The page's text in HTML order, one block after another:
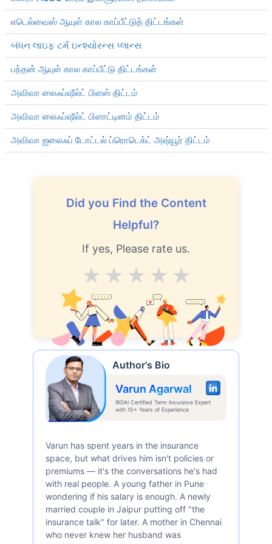
எடெல்வைஸ் ஆயுள் கால காப்பீட்டுத் திட்டங்கள்
બંધન લાઇફ ટર્મ ઇન્શ્યોરન્સ પ્લાન્સ
பந்தன் ஆயுள் கால காப்பீட்டு திட்டங்கள்
அவிவா லைஃப்ஷீல்ட் பிளஸ் திட்டம்
அவிவா லைஃப்ஷீல்ட் பிளாட்டினம் திட்டம்
அவிவா ஐலைஃப் டோட்டல் ப்ரொடெக்ட் அஷ்யூர் திட்டம்
Did you Find the Content
Helpful?
If yes, Please rate us.
Excellent
V.Good
Good
Average
Author's Bio
Varun Agarwal
IRDAI Certified Term Insurance Expert
with 10+ Years of Experience
Varun has spent years in the insurance
space, but what drives him isn't policies or
premiums — it's the conversations he's had
with real people. A young father in Pune
wondering if his salary is enough. A newly
married couple in Jaipur putting off "the
insurance talk" for later. A mother in Chennai
who never knew her husband was